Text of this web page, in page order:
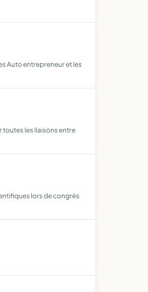
Auto entrepreneur et les
les liaisons entre
lors de congrès